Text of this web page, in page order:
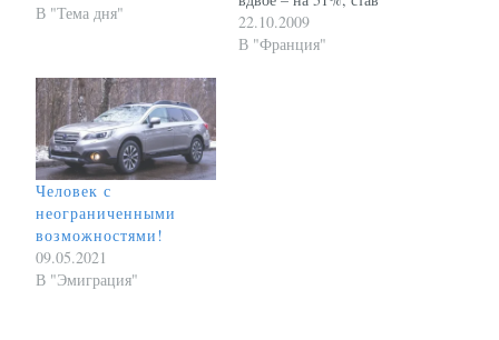
В "Тема дня"
лидером по падению
среди пятнадцати
22.10.2009
В "Франция"
Человек с
неограниченными
возможностями!
09.05.2021
В "Эмиграция"